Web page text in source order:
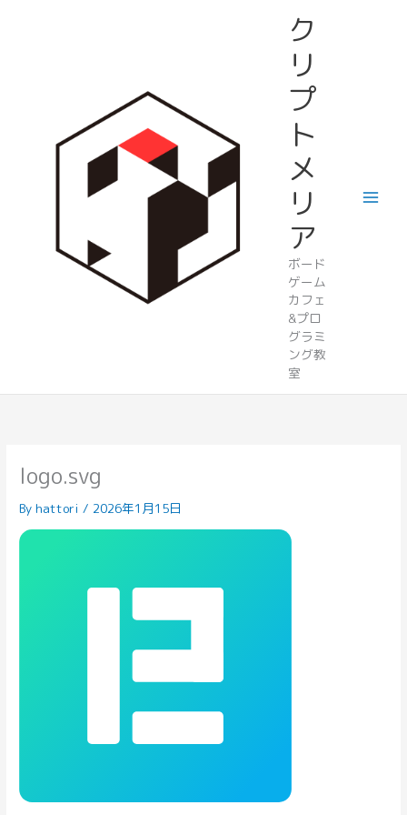
ク
リ
プ
ト
メ
リ
ア
ボード
ゲーム
カフェ
&プロ
グラミ
ング教
室
logo.svg
Byhattori/ 2026年1月15日